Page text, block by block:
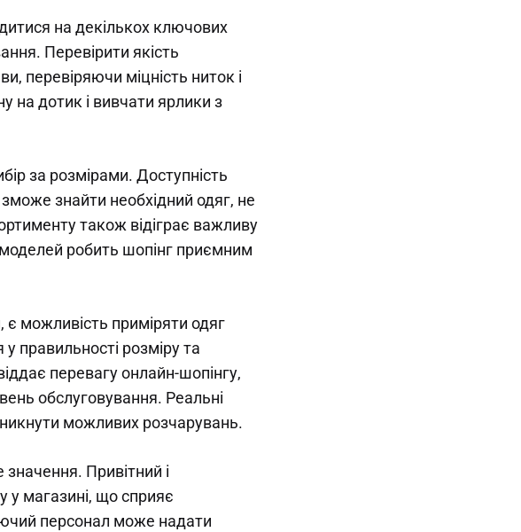
на декількох ключових
Перевірити якість
перевіряючи міцність ниток і
на дотик і вивчати ярлики з
за розмірами. Доступність
знайти необхідний одяг, не
також відіграє важливу
робить шопінг приємним
можливість приміряти одяг
правильності розміру та
перевагу онлайн-шопінгу,
обслуговування. Реальні
можливих розчарувань.
Привітний і
у магазині, що сприяє
персонал може надати